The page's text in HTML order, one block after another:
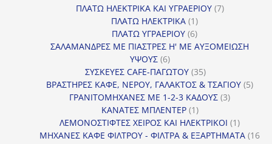
προϊόντα
ΠΛΑΤΩ ΗΛΕΚΤΡΙΚΑ ΚΑΙ ΥΓΡΑΕΡΙΟΥ 77
ΠΛΑΤΩ ΗΛΕΚΤΡΙΚΑ 11
προϊόν
ΠΛΑΤΩ ΥΓΡΑΕΡΙΟΥ 66
προϊόντα
ΣΑΛΑΜΑΝΔΡΕΣ ΜΕ ΠΙΑΣΤΡΕΣ Η' ΜΕ ΑΥΞΟΜΕΙΩΣΗ
ΥΨΟΥΣ 66
προϊόντα
ΣΥΣΚΕΥΕΣ CAFE-ΠΑΓΩΤΟΥ 3535
προϊόντα
ΒΡΑΣΤΗΡΕΣ ΚΑΦΕ, ΝΕΡΟΥ, ΓΑΛΑΚΤΟΣ & ΤΣΑΓΙΟΥ 55
ΓΡΑΝΙΤΟΜΗΧΑΝΕΣ ΜΕ 1-2-3 ΚΑΔΟΥΣ 33
ΚΑΝΑΤΕΣ ΜΠΛΕΝΤΕΡ 11
προϊόν
ΛΕΜΟΝΟΣΤΙΦΤΕΣ ΧΕΙΡΟΣ ΚΑΙ ΗΛΕΚΤΡΙΚΟΙ 11
προϊόν
ΜΗΧΑΝΕΣ ΚΑΦΕ ΦΙΛΤΡΟΥ - ΦΙΛΤΡΑ & ΕΞΑΡΤΗΜΑΤΑ 16